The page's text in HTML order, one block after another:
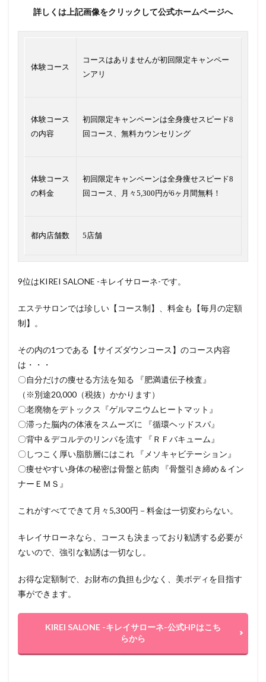
詳しくは上記画像をクリックして公式ホームページへ
体験コース
コースはありませんが初回限定キャンペー
ンアリ
体験コース
の内容
初回限定キャンペーンは全身痩せスピード8
回コース、無料カウンセリング
体験コース
の料金
初回限定キャンペーンは全身痩せスピード8
回コース、月々5,300円が6ヶ月間無料！
都内店舗数 5店舗
9位はKIREI SALONE -キレイサローネ-です。
エステサロンでは珍しい【コース制】、料金も【毎月の定額
制】。
その内の1つである【サイズダウンコース】のコース内容
は・・・
〇自分だけの痩せる方法を知る 『肥満遺伝子検査』
（※別途20,000（税抜）かかります）
〇老廃物をデトックス『ゲルマニウムヒートマット』
〇滞った脳内の体液をスムーズに 『循環ヘッドスパ』
〇背中＆デコルテのリンパを流す 『ＲＦバキューム』
〇しつこく厚い脂肪層にはこれ 『メソキャビテーション』
〇痩せやすい身体の秘密は骨盤と筋肉 『骨盤引き締め＆イン
ナーＥＭＳ』
これがすべてできて月々5,300円－料金は一切変わらない。
キレイサローネなら、コースも決まっており勧誘する必要が
ないので、強引な勧誘は一切なし。
お得な定額制で、お財布の負担も少なく、美ボディを目指す
事ができます。
KIREI SALONE -キレイサローネ-公式HPはこち
らから